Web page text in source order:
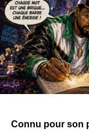
échanges sur les
avaient fini par
éventuelle
Une image
une vidéo publiée
Ba’ponga et
semble être une
Connu pour son